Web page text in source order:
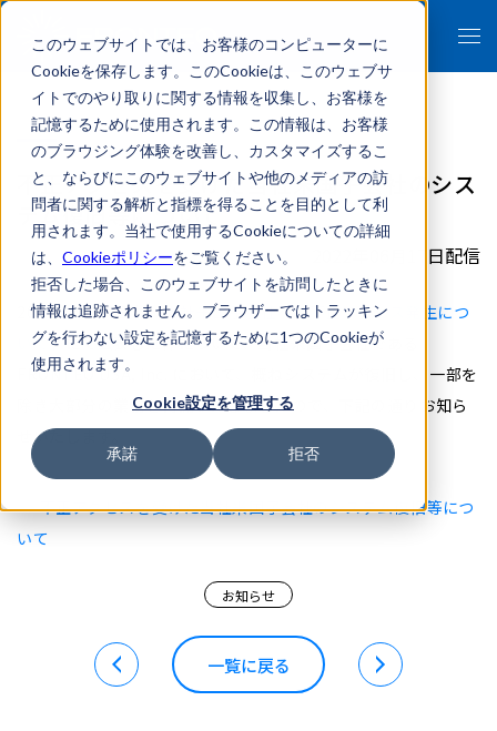
このウェブサイトでは、お客様のコンピューターに
Cookieを保存します。このCookieは、このウェブサ
イトでのやり取りに関する情報を収集し、お客様を
記憶するために使用されます。この情報は、お客様
のブラウジング体験を改善し、カスタマイズするこ
と、ならびにこのウェブサイトや他のメディアの訪
問者に関する解析と指標を得ることを目的として利
用されます。当社で使用するCookieについての詳細
は、 Cookieポリシーをご覧ください。
拒否した場合、このウェブサイトを訪問したときに
情報は追跡されません。ブラウザーではトラッキン
グを行わない設定を記憶するために1つのCookieが
使用されます。
Cookie設定を管理する
承諾 拒否
不正アクセスを受けた当社米国子会社のシス
テム復旧等について
2022年06月17日配信
2022年5月16日付「当社米国子会社への不正アクセス発生につ
いて」にて公表した件について、当社米国子会社である
FRONTEO USA, Inc. において、概ねシステムが復旧し、一部を
除き大部分の業務を再開いたしましたので、下記の通りお知ら
せいたします。
>> 不正アクセスを受けた当社米国子会社のシステム復旧等につ
いて
お知らせ
一覧に戻る